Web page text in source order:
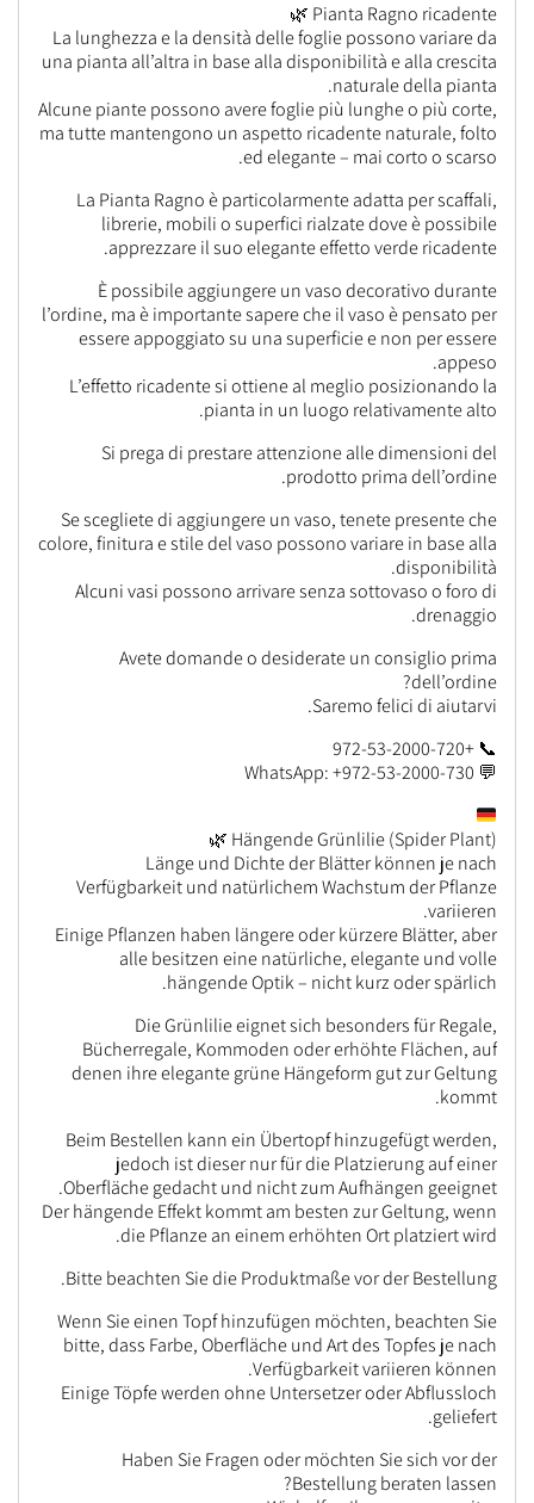
Pianta Ragno ricadente 🌿
La lunghezza e la densità delle foglie possono variare da
una pianta all’altra in base alla disponibilità e alla crescita
naturale della pianta.
Alcune piante possono avere foglie più lunghe o più corte,
ma tutte mantengono un aspetto ricadente naturale, folto
ed elegante – mai corto o scarso.
La Pianta Ragno è particolarmente adatta per scaffali,
librerie, mobili o superfici rialzate dove è possibile
apprezzare il suo elegante effetto verde ricadente.
È possibile aggiungere un vaso decorativo durante
l’ordine, ma è importante sapere che il vaso è pensato per
essere appoggiato su una superficie e non per essere
appeso.
L’effetto ricadente si ottiene al meglio posizionando la
pianta in un luogo relativamente alto.
Si prega di prestare attenzione alle dimensioni del
prodotto prima dell’ordine.
Se scegliete di aggiungere un vaso, tenete presente che
colore, finitura e stile del vaso possono variare in base alla
disponibilità.
Alcuni vasi possono arrivare senza sottovaso o foro di
drenaggio.
Avete domande o desiderate un consiglio prima
dell’ordine?
Saremo felici di aiutarvi.
📞 +972-53-2000-720
💬 WhatsApp: +972-53-2000-730
Hängende Grünlilie (Spider Plant) 🌿
Länge und Dichte der Blätter können je nach
Verfügbarkeit und natürlichem Wachstum der Pflanze
variieren.
Einige Pflanzen haben längere oder kürzere Blätter, aber
alle besitzen eine natürliche, elegante und volle
hängende Optik – nicht kurz oder spärlich.
Die Grünlilie eignet sich besonders für Regale,
Bücherregale, Kommoden oder erhöhte Flächen, auf
denen ihre elegante grüne Hängeform gut zur Geltung
kommt.
Beim Bestellen kann ein Übertopf hinzugefügt werden,
jedoch ist dieser nur für die Platzierung auf einer
Oberfläche gedacht und nicht zum Aufhängen geeignet.
Der hängende Effekt kommt am besten zur Geltung, wenn
die Pflanze an einem erhöhten Ort platziert wird.
Bitte beachten Sie die Produktmaße vor der Bestellung.
Wenn Sie einen Topf hinzufügen möchten, beachten Sie
bitte, dass Farbe, Oberfläche und Art des Topfes je nach
Verfügbarkeit variieren können.
Einige Töpfe werden ohne Untersetzer oder Abflussloch
geliefert.
Haben Sie Fragen oder möchten Sie sich vor der
Bestellung beraten lassen?